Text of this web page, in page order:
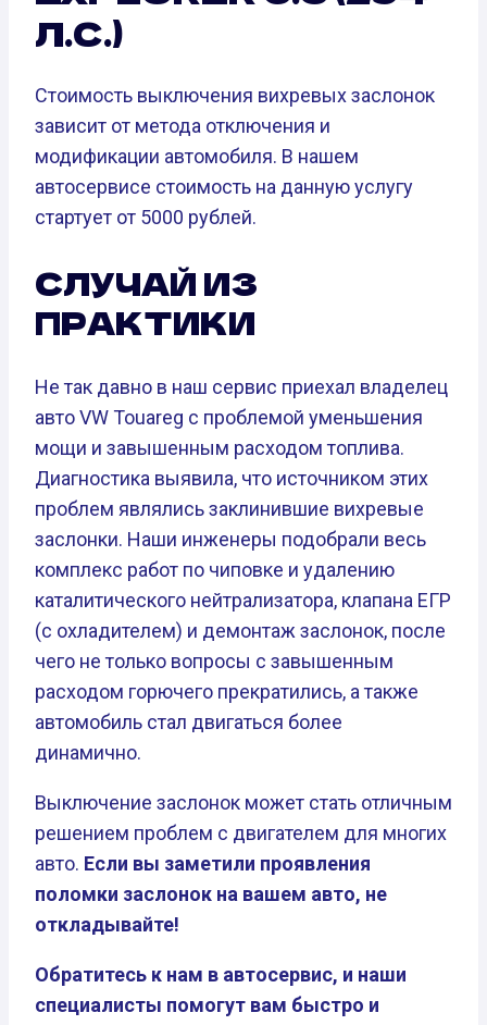
Л.С.)
Стоимость выключения вихревых заслонок
зависит от метода отключения и
модификации автомобиля. В нашем
автосервисе стоимость на данную услугу
стартует от 5000 рублей.
СЛУЧАЙ ИЗ
ПРАКТИКИ
Не так давно в наш сервис приехал владелец
авто VW Touareg с проблемой уменьшения
мощи и завышенным расходом топлива.
Диагностика выявила, что источником этих
проблем являлись заклинившие вихревые
заслонки. Наши инженеры подобрали весь
комплекс работ по чиповке и удалению
каталитического нейтрализатора, клапана ЕГР
(с охладителем) и демонтаж заслонок, после
чего не только вопросы с завышенным
расходом горючего прекратились, а также
автомобиль стал двигаться более
динамично.
Выключение заслонок может стать отличным
решением проблем с двигателем для многих
авто. Если вы заметили проявления
поломки заслонок на вашем авто, не
откладывайте!
Обратитесь к нам в автосервис, и наши
специалисты помогут вам быстро и